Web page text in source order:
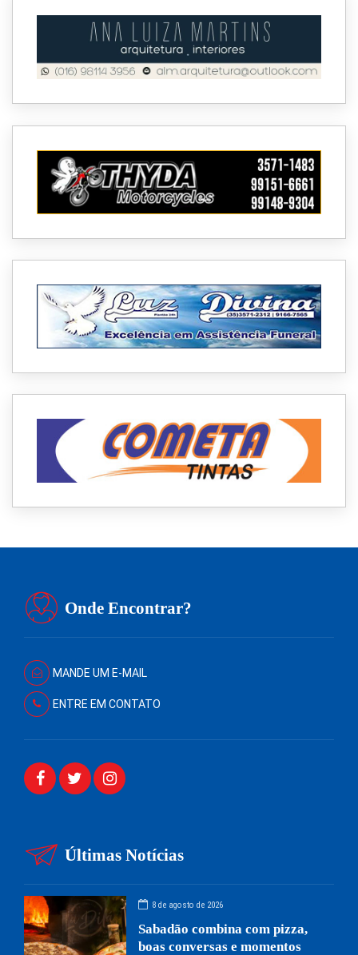
Onde Encontrar?
MANDE UM E-MAIL
ENTRE EM CONTATO
Últimas Notícias
8 de agosto de 2026
Sabadão combina com pizza,
boas conversas e momentos